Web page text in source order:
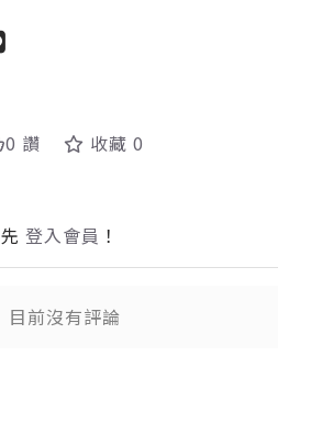
0 讚 收藏 0
登入會員 ！
目前沒有評論